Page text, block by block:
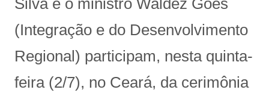
Silva e o ministro Waldez Góes
(Integração e do Desenvolvimento
Regional) participam, nesta quinta-
feira (2/7), no Ceará, da cerimônia